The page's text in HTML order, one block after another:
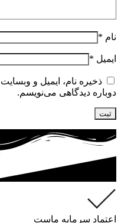
نام *
ایمیل *
ذخیره نام، ایمیل و
دوباره دیدگاهی می‌نویسم.
اعتماد سرمایه ماست